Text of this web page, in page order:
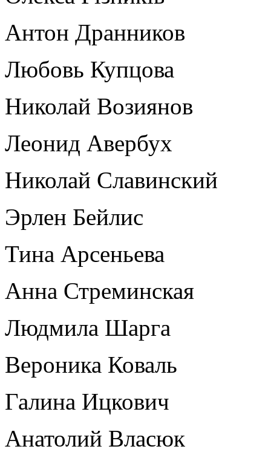
Антон Дранников
Любовь Купцова
Николай Возиянов
Леонид Авербух
Николай Славинский
Эрлен Бейлис
Тина Арсеньева
Анна Стреминская
Людмила Шарга
Вероника Коваль
Галина Ицкович
Анатолий Власюк